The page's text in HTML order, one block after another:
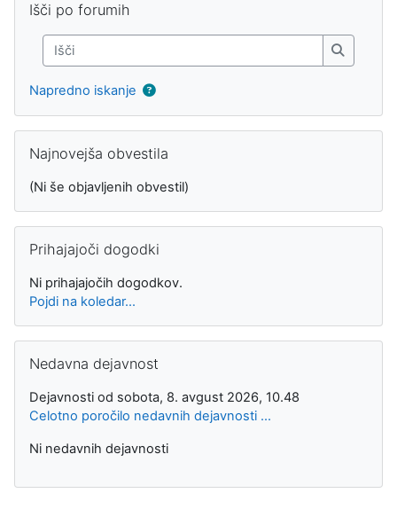
Išči po forumih
Išči
Išči
Napredno iskanje
Najnovejša obvestila
(Ni še objavljenih obvestil)
Prihajajoči dogodki
Ni prihajajočih dogodkov.
Pojdi na koledar...
Nedavna dejavnost
Dejavnosti od sobota, 8. avgust 2026, 10.48
Celotno poročilo nedavnih dejavnosti ...
Ni nedavnih dejavnosti